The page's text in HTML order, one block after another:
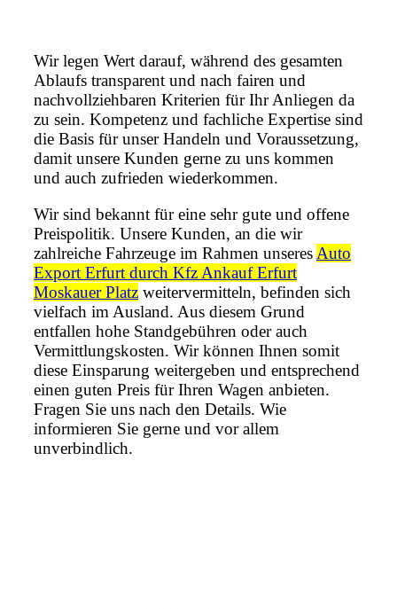
Wir legen Wert darauf, während des gesamten
Ablaufs transparent und nach fairen und
nachvollziehbaren Kriterien für Ihr Anliegen da
zu sein. Kompetenz und fachliche Expertise sind
die Basis für unser Handeln und Voraussetzung,
damit unsere Kunden gerne zu uns kommen
und auch zufrieden wiederkommen.
Wir sind bekannt für eine sehr gute und offene
Preispolitik. Unsere Kunden, an die wir
zahlreiche Fahrzeuge im Rahmen unseres Auto
Export Erfurt durch Kfz Ankauf Erfurt
Moskauer Platz weitervermitteln, befinden sich
vielfach im Ausland. Aus diesem Grund
entfallen hohe Standgebühren oder auch
Vermittlungskosten. Wir können Ihnen somit
diese Einsparung weitergeben und entsprechend
einen guten Preis für Ihren Wagen anbieten.
Fragen Sie uns nach den Details. Wie
informieren Sie gerne und vor allem
unverbindlich.